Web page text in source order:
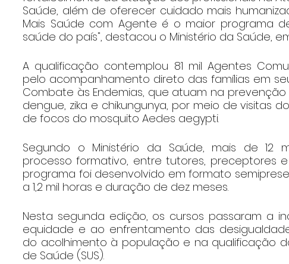
Saúde, além de oferecer cuidado mais
Mais Saúde com Agente é o maior programa
saúde do país", destacou o Ministério da Saúde,
A qualificação contemplou 81 mil Agentes
pelo acompanhamento direto das famílias em
Combate às Endemias, que atuam na
dengue, zika e chikungunya, por meio de visitas
de focos do mosquito Aedes aegypti.
Segundo o Ministério da Saúde, mais de 12
processo formativo, entre tutores, preceptores
programa foi desenvolvido em formato
a 1,2 mil horas e duração de dez meses.
Nesta segunda edição, os cursos passaram a
equidade e ao enfrentamento das
do acolhimento à população e na qualificação
de Saúde (SUS).